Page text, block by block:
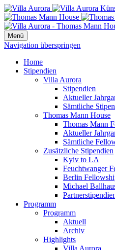
Menü
Navigation überspringen
Home
Stipendien
Villa Aurora
Stipendien
Aktueller
Sämtliche
Thomas Mann House
Thomas Mann
Aktueller
Sämtliche
Zusätzliche Stipendien
Kyiv to LA
Feuchtwanger
Berlin
Michael
Programm
Programm
Aktuell
Archiv
Highlights
Villa Aurora